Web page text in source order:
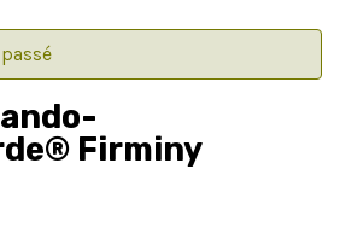
Firminy